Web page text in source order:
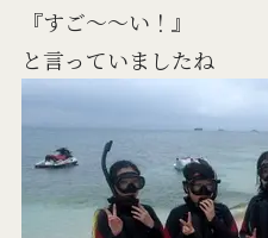
『すご～～い！』
と言っていましたね